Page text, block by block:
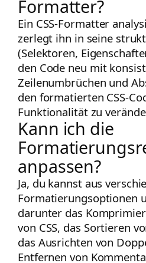
Formatter?
Ein CSS-Formatter
zerlegt ihn in seine
(Selektoren,
den Code neu mit
Zeilenumbrüchen und
den formatierten CSS-
Funktionalität zu
Kann ich die
anpassen?
Ja, du kannst aus
Formatierungsoptionen
darunter das
von CSS, das Sortieren
das Ausrichten von
Entfernen von